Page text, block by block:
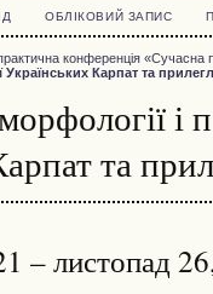
ОБЛІКОВИЙ ЗАПИС
конференція «Сучасна
Українських Карпат та
і
та
– листопад